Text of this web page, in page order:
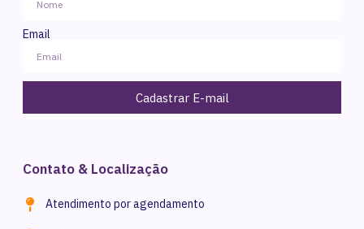
Email
Cadastrar E-mail
Contato & Localização
Atendimento por agendamento